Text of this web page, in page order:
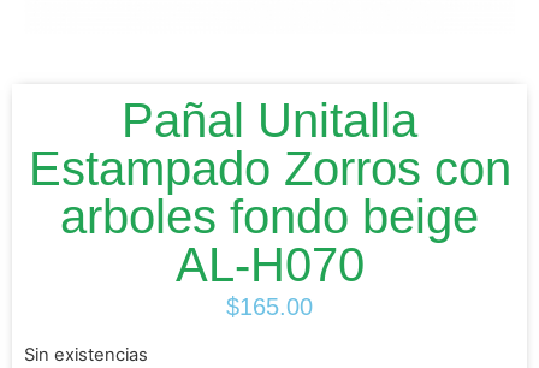
Pañal Unitalla
Estampado Zorros con
arboles fondo beige
AL-H070
$165.00
Sin existencias